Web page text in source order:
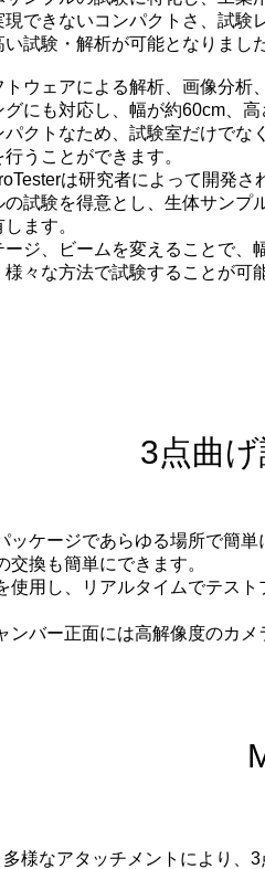
現できないコンパクトさ、試験
い試験・解析が可能となりました
ウェアによる解析、画像分析
グにも対応し、幅が約60cm、
パクトなため、試験室だけでな
うことができます。
は研究者によって開発さ
の試験を得意とし、生体サンプ
ます。
ジ、ビームを変えることで、
様々な方法で試験することが可
3点曲
ッケージであらゆる場所で簡
交換も簡単にできます。
使用し、リアルタイムでテス
ンバー正面には高解像度のカ
多様なアタッチメントにより、